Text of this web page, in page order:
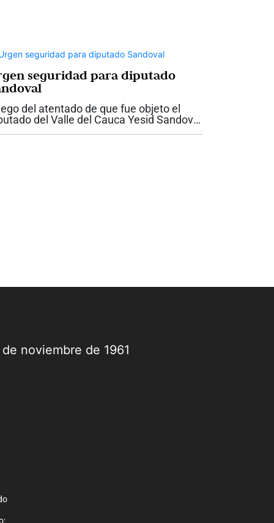
seguridad para diputado
del atentado de que fue objeto el
del Valle del Cauca Yesid Sandoval
noviembre de 1961